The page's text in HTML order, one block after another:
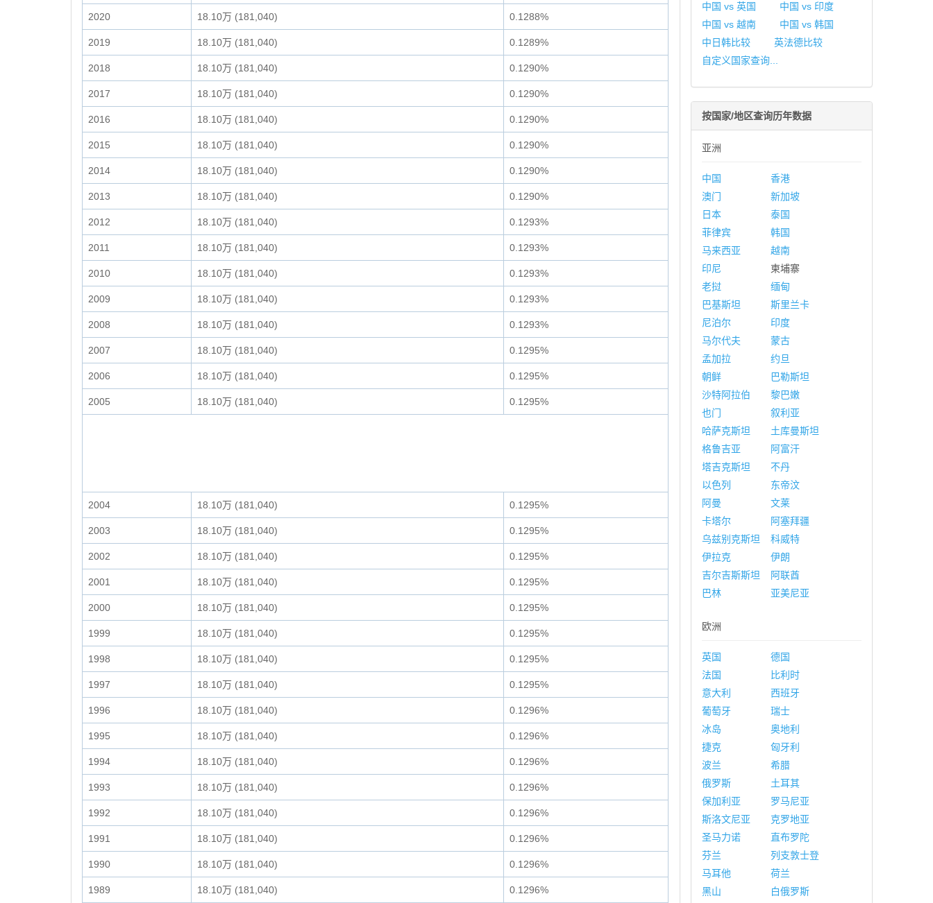
2020 18.10万 (181,040) 0.1288%
2019 18.10万 (181,040) 0.1289%
2018 18.10万 (181,040) 0.1290%
2017 18.10万 (181,040) 0.1290%
2016 18.10万 (181,040) 0.1290%
2015 18.10万 (181,040) 0.1290%
2014 18.10万 (181,040) 0.1290%
2013 18.10万 (181,040) 0.1290%
2012 18.10万 (181,040) 0.1293%
2011 18.10万 (181,040) 0.1293%
2010 18.10万 (181,040) 0.1293%
2009 18.10万 (181,040) 0.1293%
2008 18.10万 (181,040) 0.1293%
2007 18.10万 (181,040) 0.1295%
2006 18.10万 (181,040) 0.1295%
2005 18.10万 (181,040) 0.1295%
2004 18.10万 (181,040) 0.1295%
2003 18.10万 (181,040) 0.1295%
2002 18.10万 (181,040) 0.1295%
2001 18.10万 (181,040) 0.1295%
2000 18.10万 (181,040) 0.1295%
1999 18.10万 (181,040) 0.1295%
1998 18.10万 (181,040) 0.1295%
1997 18.10万 (181,040) 0.1295%
1996 18.10万 (181,040) 0.1296%
1995 18.10万 (181,040) 0.1296%
1994 18.10万 (181,040) 0.1296%
1993 18.10万 (181,040) 0.1296%
1992 18.10万 (181,040) 0.1296%
1991 18.10万 (181,040) 0.1296%
1990 18.10万 (181,040) 0.1296%
1989 18.10万 (181,040) 0.1296%
中国 vs 英国
中国 vs 印度
中国 vs 越南
中国 vs 韩国
中日韩比较
英法德比较
自定义国家查询...
按国家/地区查询历年数据
亚洲
中国
香港
澳门
新加坡
日本
泰国
菲律宾
韩国
马来西亚
越南
印尼
柬埔寨
老挝
缅甸
巴基斯坦
斯里兰卡
尼泊尔
印度
马尔代夫
蒙古
孟加拉
约旦
朝鲜
巴勒斯坦
沙特阿拉伯
黎巴嫩
也门
叙利亚
哈萨克斯坦
土库曼斯坦
格鲁吉亚
阿富汗
塔吉克斯坦
不丹
以色列
东帝汶
阿曼
文莱
卡塔尔
阿塞拜疆
乌兹别克斯坦
科威特
伊拉克
伊朗
吉尔吉斯斯坦
阿联酋
巴林
亚美尼亚
欧洲
英国
德国
法国
比利时
意大利
西班牙
葡萄牙
瑞士
冰岛
奥地利
捷克
匈牙利
波兰
希腊
俄罗斯
土耳其
保加利亚
罗马尼亚
斯洛文尼亚
克罗地亚
圣马力诺
直布罗陀
芬兰
列支敦士登
马耳他
荷兰
黑山
白俄罗斯